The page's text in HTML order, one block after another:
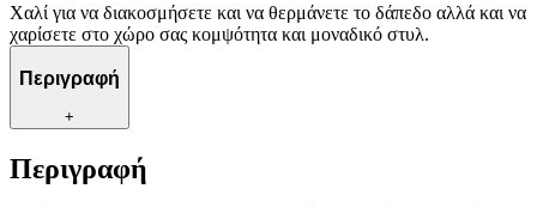
Χαλί για να διακοσμήσετε και να θερμάνετε το δάπεδο αλλά και να
χαρίσετε στο χώρο σας κομψότητα και μοναδικό στυλ.
Περιγραφή
+
Περιγραφή